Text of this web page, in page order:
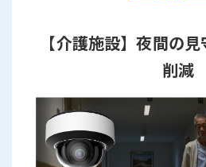
【介護施設】夜間の
削減